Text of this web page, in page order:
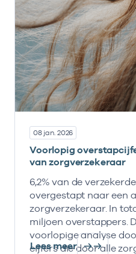
08 jan. 2026
Voorlopig
van zorgverzekeraar
6,2% van de
overgestapt naar een
zorgverzekeraar. In
miljoen overstappers.
voorlopige analyse
cijfers die door alle
Lees meer